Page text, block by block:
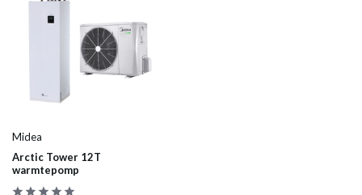
Midea
Arctic Tower 12T
warmtepomp